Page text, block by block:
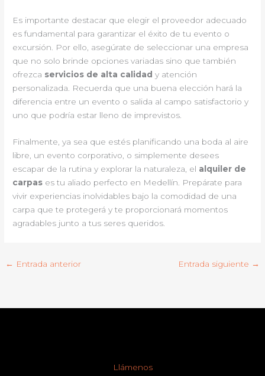
Es importante destacar que elegir el proveedor adecuado
es fundamental para garantizar el éxito de tu evento o
excursión. Por ello, asegúrate de seleccionar una empresa
que no solo brinde opciones variadas sino que también
ofrezca servicios de alta calidad y atención
personalizada. Recuerda que una buena elección hará la
diferencia entre un evento o salida al campo satisfactorio y
uno que podría estar lleno de imprevistos.
Finalmente, ya sea que estés planificando una boda al aire
libre, un evento corporativo, o simplemente desees
escapar de la rutina y explorar la naturaleza, el alquiler de
carpas es tu aliado perfecto en Medellín. Prepárate para
vivir experiencias inolvidables bajo la comodidad de una
carpa que te protegerá y te proporcionará momentos
agradables junto a tus seres queridos.
← Entrada anterior Entrada siguiente →
Llámenos